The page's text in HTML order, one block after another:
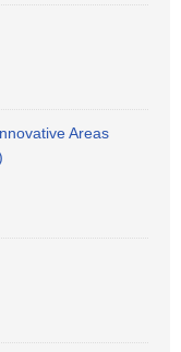
Areas